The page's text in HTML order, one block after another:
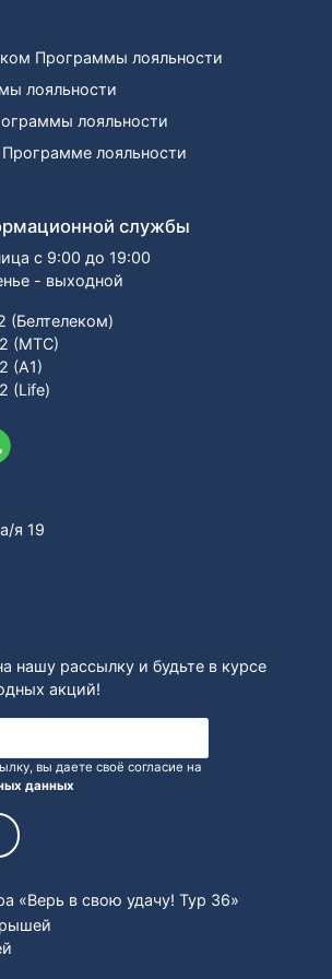
Беларусь, 223060, Минская
Программы лояльности
лояльности
лояльности
Программе лояльности
службы
с 9:00 до 19:00
- выходной
(Белтелеком)
(МТС)
(А1)
(Life)
я 19
нашу рассылку и будьте в курсе
акций!
вы даете своё согласие на
данных
«Верь в свою удачу! Тур 36»